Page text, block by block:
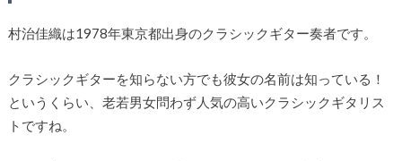
村治佳織は1978年東京都出身のクラシックギター奏者です。
クラシックギターを知らない方でも彼女の名前は知っている！
というくらい、老若男女問わず人気の高いクラシックギタリス
トですね。